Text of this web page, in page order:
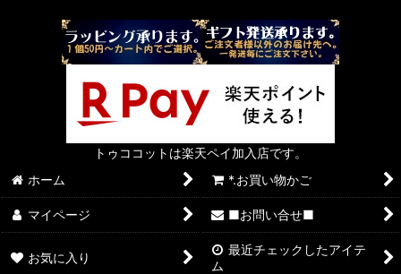
トゥココットは楽天ペイ加入店です。
ホーム
*.お買い物かご
マイページ ■お問い合せ■
お気に入り
最近チェックしたアイテ
ム